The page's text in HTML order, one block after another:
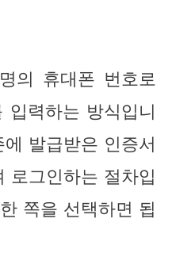
의 휴대폰 번호로
입력하는 방식입니
발급받은 인증서
로그인하는 절차입
쪽을 선택하면 됩